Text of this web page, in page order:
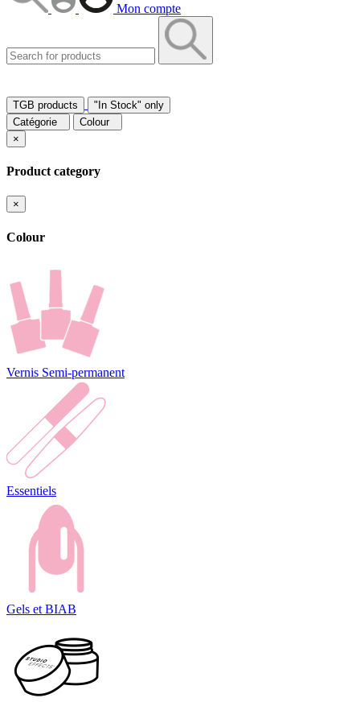
Mon compte
TGB products
"In Stock" only
Catégorie
Colour
×
Product category
×
Colour
Vernis Semi-permanent
Essentiels
Gels et BIAB